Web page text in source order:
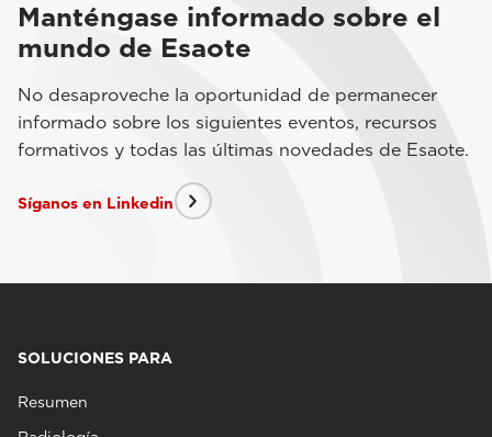
Manténgase informado sobre el
mundo de Esaote
No desaproveche la oportunidad de permanecer
informado sobre los siguientes eventos, recursos
formativos y todas las últimas novedades de Esaote.
Síganos en Linkedin
SOLUCIONES PARA
Resumen